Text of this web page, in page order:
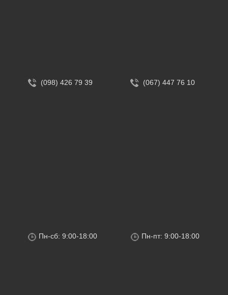
(098) 426 79 39
Пн-сб: 9:00-18:00
(067) 447 76 10
Пн-пт: 9:00-18:00